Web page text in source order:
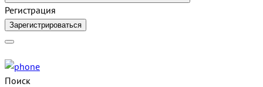
Регистрация
Зарегистрироваться
Поиск